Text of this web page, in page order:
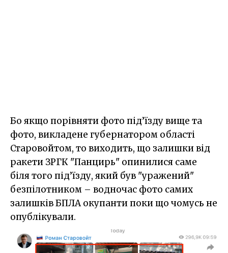
Бо якщо порівняти фото під’їзду вище та
фото, викладене губернатором області
Старовойтом, то виходить, що залишки від
ракети ЗРГК "Панцирь" опинилися саме
біля того під’їзду, який був "уражений"
безпілотником – водночас фото самих
залишків БПЛА окупанти поки що чомусь не
опублікували.